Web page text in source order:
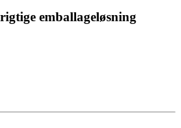
emballageløsning